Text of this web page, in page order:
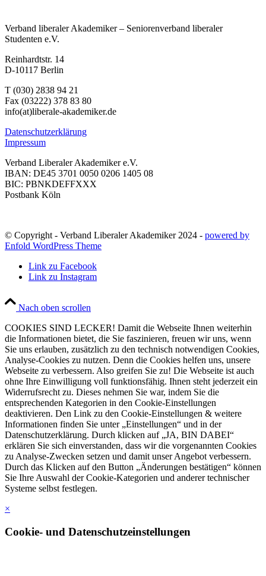
Verband liberaler Akademiker – Seniorenverband liberaler
Studenten e.V.
Reinhardtstr. 14
D-10117 Berlin
T (030) 2838 94 21
Fax (03222) 378 83 80
info(at)liberale-akademiker.de
Datenschutzerklärung
Impressum
Verband Liberaler Akademiker e.V.
IBAN: DE45 3701 0050 0206 1405 08
BIC: PBNKDEFFXXX
Postbank Köln
© Copyright - Verband Liberaler Akademiker 2024 - powered by
Enfold WordPress Theme
Link zu Facebook
Link zu Instagram
Nach oben scrollen
COOKIES SIND LECKER! Damit die Webseite Ihnen weiterhin
die Informationen bietet, die Sie faszinieren, freuen wir uns, wenn
Sie uns erlauben, zusätzlich zu den technisch notwendigen Cookies,
Analyse-Cookies zu nutzen. Denn die Cookies helfen uns, unsere
Webseite zu verbessern. Also greifen Sie zu! Die Webseite ist auch
ohne Ihre Einwilligung voll funktionsfähig. Ihnen steht jederzeit ein
Widerrufsrecht zu. Dieses nehmen Sie war, indem Sie die
entsprechenden Kategorien in den Cookie-Einstellungen
deaktivieren. Den Link zu den Cookie-Einstellungen & weitere
Informationen finden Sie unter „Einstellungen“ und in der
Datenschutzerklärung. Durch klicken auf „JA, BIN DABEI“
erklären Sie sich einverstanden, dass wir die vorgenannten Cookies
zu Analyse-Zwecken setzen und damit unser Angebot verbessern.
Durch das Klicken auf den Button „Änderungen bestätigen“ können
Sie Ihre Auswahl der Cookie-Kategorien und anderer technischer
Systeme selbst festlegen.
×
Cookie- und Datenschutzeinstellungen